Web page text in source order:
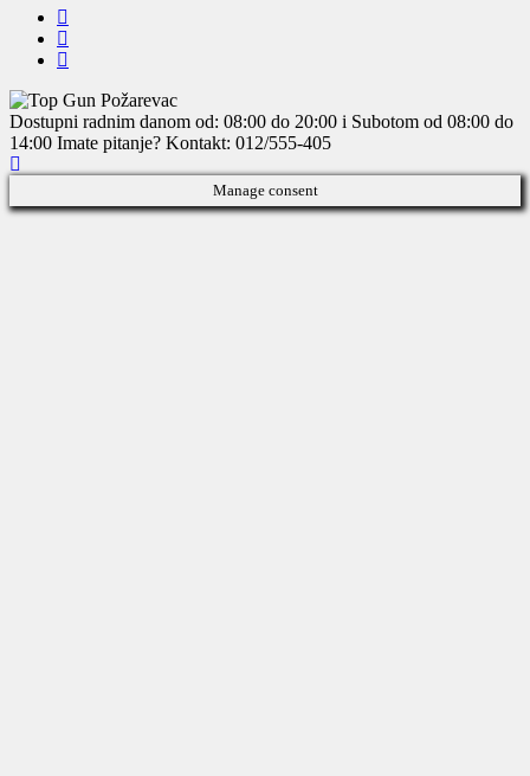
Dostupni radnim danom od: 08:00 do 20:00 i Subotom od 08:00 do
14:00 Imate pitanje? Kontakt: 012/555-405
Manage consent